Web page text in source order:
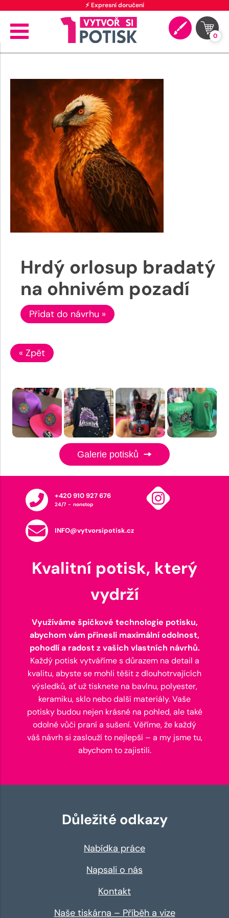
⚡ Expresní doručení
0
Hrdý orlosup bradatý
na ohnivém pozadí
Přidat do návrhu »
« Zpět
Galerie potisků
+420 910 927 676
24/7 - nonstop
INFO@vytvorsipotisk.cz
Kvalitní potisk, který
vydrží
Využíváme špičkové technologie potisku,
abychom vám přinesli maximální odolnost,
pohodlí a radost z vašich vlastních návrhů.
Každý potisk vytváříme s důrazem na detail a
kvalitu, abyste se mohli těšit z dlouhotrvajících
výsledků, ať už tisknete na bavlnu, polyester,
keramiku, sklo nebo další materiály. Vaše
potisky budou nejen krásné na pohled, ale také
odolné vůči praní a sušení. Věříme, že každý
váš návrh si zaslouží to nejlepší – a my jsme tu,
abychom to zajistili.
Důležité odkazy
Nabídka práce
Napsali o nás
Kontakt
Naše tiskárna – Příběh a vize